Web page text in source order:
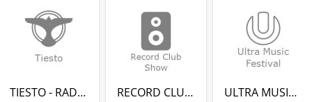
TIESTO - RADIO RECORD RECORD CLUB SHOW - RADIO RECORD ULTRA MUSIC FESTIVAL - РАДИО РЕКОРД